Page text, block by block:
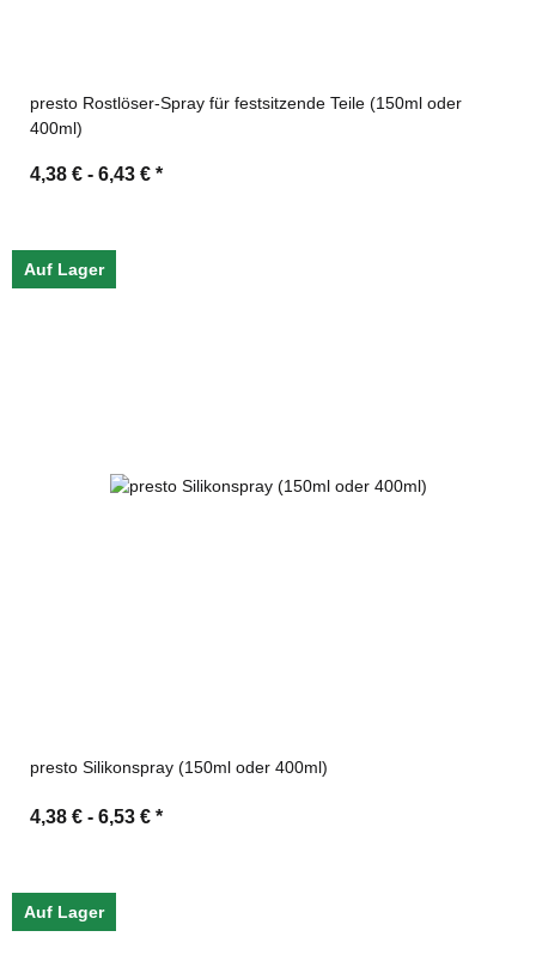
presto Rostlöser-Spray für festsitzende Teile (150ml oder
400ml)
4,38 € - 6,43 € *
Auf Lager
presto Silikonspray (150ml oder 400ml)
4,38 € - 6,53 € *
Auf Lager